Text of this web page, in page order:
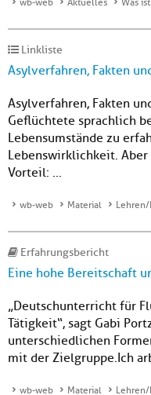
Linkliste
Asylverfahren, Fakten
Asylverfahren, Fakten
Geflüchtete sprachlich
Lebensumstände zu
Lebenswirklichkeit.
Vorteil: ...
wb-web Material
Erfahrungsbericht
Eine hohe Bereitschaft
„Deutschunterricht für
Tätigkeit“, sagt Gabi
unterschiedlichen
mit der Zielgruppe.Ich
wb-web Material